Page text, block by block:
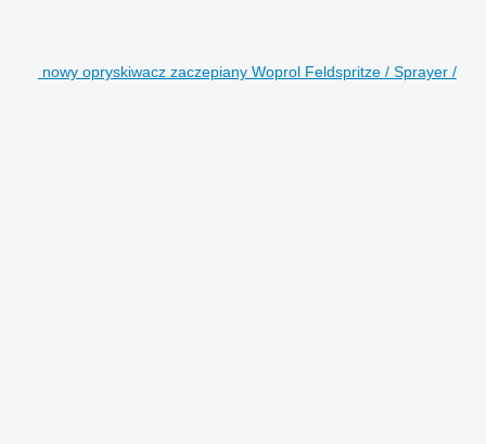
nowy opryskiwacz zaczepiany Woprol Feldspritze / Sprayer /